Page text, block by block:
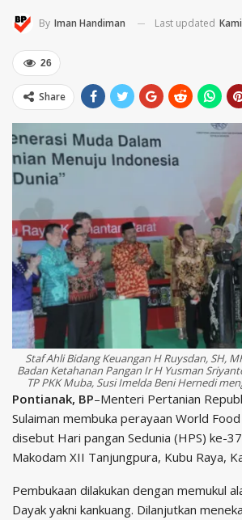
By Iman Handiman Last updated
26
Share
Staf Ahli Bidang Keuangan H Ruysdan, SH,
Badan Ketahanan Pangan Ir H Yusman
TP PKK Muba, Susi Imelda Beni Hernedi
Pontianak, BP–Menteri Pertanian
Sulaiman membuka perayaan World
disebut Hari pangan Sedunia (HPS) ke-
Makodam XII Tanjungpura, Kubu Raya,
Pembukaan dilakukan dengan memukul
Dayak yakni kankuang. Dilanjutkan